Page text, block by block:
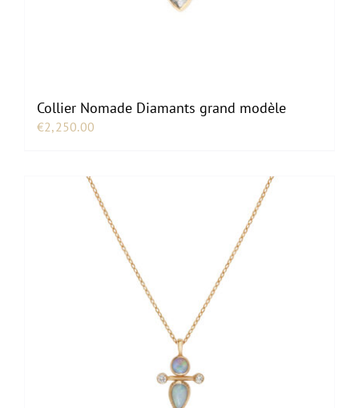
Collier Nomade Diamants grand modèle
€2,250.00